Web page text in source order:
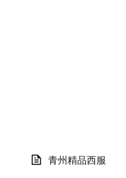
青州精品西服